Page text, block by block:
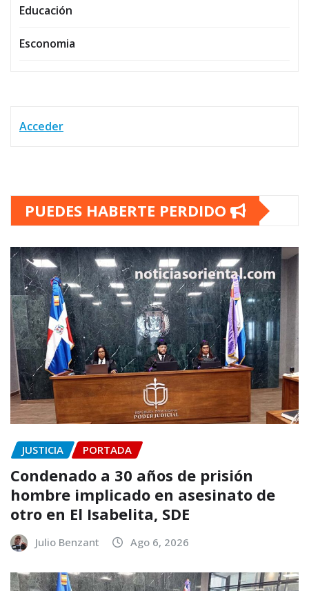
Educación
Esconomia
Acceder
PUEDES HABERTE PERDIDO
JUSTICIA PORTADA
Condenado a 30 años de prisión
hombre implicado en asesinato de
otro en El Isabelita, SDE
Julio Benzant Ago 6, 2026